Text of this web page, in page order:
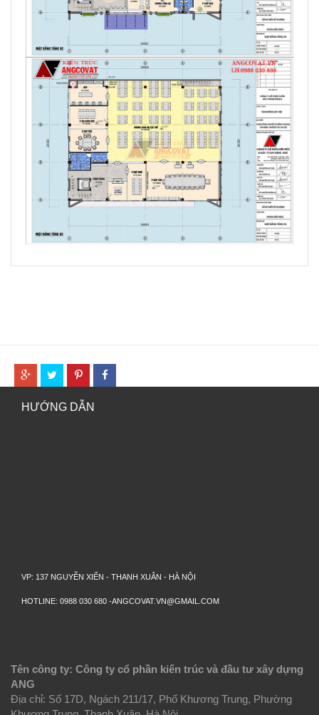
HƯỚNG DẪN
VP: 137 NGUYỄN XIỂN - THANH XUÂN - HÀ NỘI
HOTLINE: 0988 030 680 -ANGCOVAT.VN@GMAIL.COM
Tên công ty: Công ty cổ phần kiến trúc và đầu tư xây dựng
ANG
Địa chỉ: Số 17D, Ngách 211/17, Phố Khương Trung, Phường